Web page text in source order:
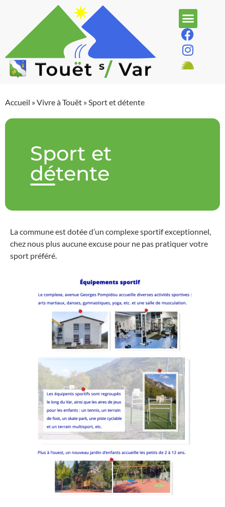
Accueil »Vivre à Touët » Sport et détente
Sport et
détente
La commune est dotée d’un complexe sportif exceptionnel,
chez nous plus aucune excuse pour ne pas pratiquer votre
sport préféré.